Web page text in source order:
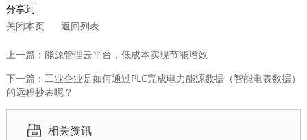
分享到
关闭本页
返回列表
上一篇：能源管理云平台，低成本实现节能增效
下一篇：工业企业是如何通过PLC完成电力能源数据（智能电表数据）
的远程抄表呢？
相关资讯